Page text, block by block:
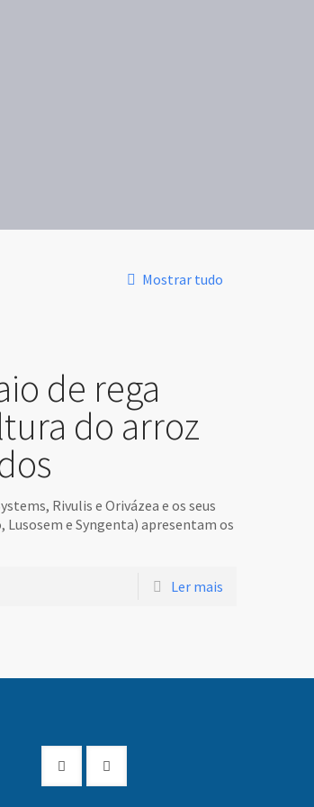
Mostrar tudo
de rega
do arroz
Rivulis e Orivázea e os seus
e Syngenta) apresentam os
Ler mais